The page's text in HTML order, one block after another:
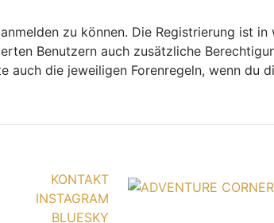
zu können. Die Registrierung ist
Benutzern auch zusätzliche
auch die jeweiligen Forenregeln, wenn du
KONTAKT
INSTAGRAM
BLUESKY